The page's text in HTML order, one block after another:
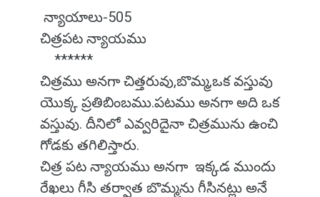
న్యాయాలు-505
చిత్రపట న్యాయము
******
చిత్రము అనగా చిత్తరువు,బొమ్మ,ఒక వస్తువు
యొక్క ప్రతిబింబము.పటము అనగా అది ఒక
వస్తువు. దీనిలో ఎవ్వరిదైనా చిత్రమును ఉంచి
గోడకు తగిలిస్తారు.
చిత్ర పట న్యాయము అనగా ఇక్కడ ముందు
రేఖలు గీసి తర్వాత బొమ్మను గీసినట్లు అనే